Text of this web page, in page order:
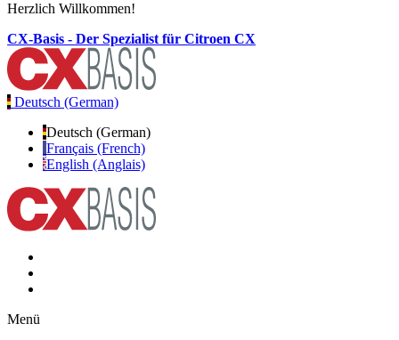
Herzlich Willkommen!
CX-Basis - Der Spezialist für Citroen CX
Deutsch (German)
Deutsch (German)
Français (French)
English (Anglais)
Menü